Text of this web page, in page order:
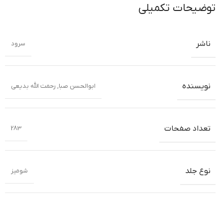
توضیحات تکمیلی
ناشر سرود
نویسنده ابوالحسن صبا, رحمت الله بدیعی
تعداد صفحات 283
نوع جلد شومیز